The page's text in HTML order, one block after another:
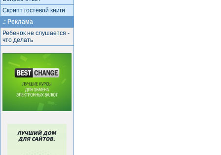
Скрипт гостевой книги
.: Реклама
Ребенок не слушается -
что делать